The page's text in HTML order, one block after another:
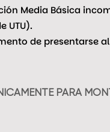
Media Básica
UTU).
de
PARA